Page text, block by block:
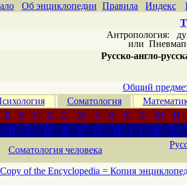
Об энциклопедии Правила Индекс
Антропология:
или
Русско-англо-
Общий
Соматология
Б В Г Д Е Ж З И К Л М
Н
B C D E F G H I J K
L
Соматология человека
Copy of the Encyclopedia = Копия